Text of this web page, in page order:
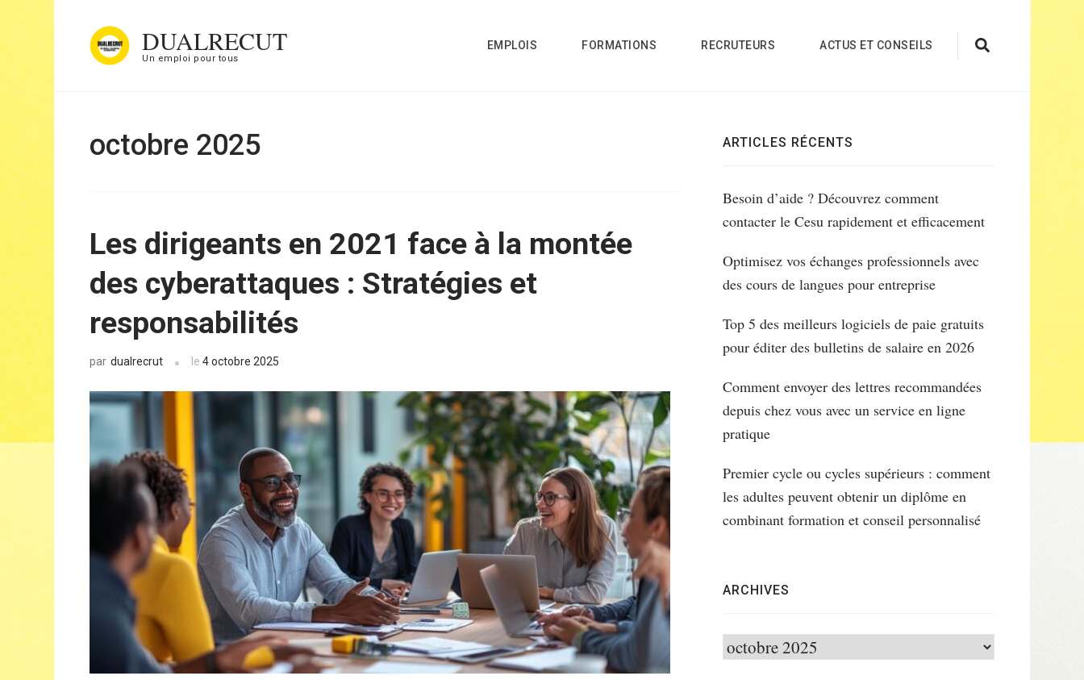
contenu
DUALRECUT
Un emploi pour tous
EMPLOIS FORMATIONS RECRUTEURS ACTUS ET CONSEILS
octobre 2025
Les dirigeants en 2021 face à la montée
des cyberattaques : Stratégies et
responsabilités
par dualrecrut le4 octobre 2025
ARTICLES RÉCENTS
Besoin d’aide ? Découvrez comment
contacter le Cesu rapidement et efficacement
Optimisez vos échanges professionnels avec
des cours de langues pour entreprise
Top 5 des meilleurs logiciels de paie gratuits
pour éditer des bulletins de salaire en 2026
Comment envoyer des lettres recommandées
depuis chez vous avec un service en ligne
pratique
Premier cycle ou cycles supérieurs : comment
les adultes peuvent obtenir un diplôme en
combinant formation et conseil personnalisé
ARCHIVES
Archives